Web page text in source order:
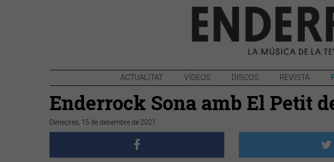
ACTUALITAT VÍDEOS DISCOS REVISTA
Enderrock Sona amb El Petit
Dimecres, 15 de desembre de 2021